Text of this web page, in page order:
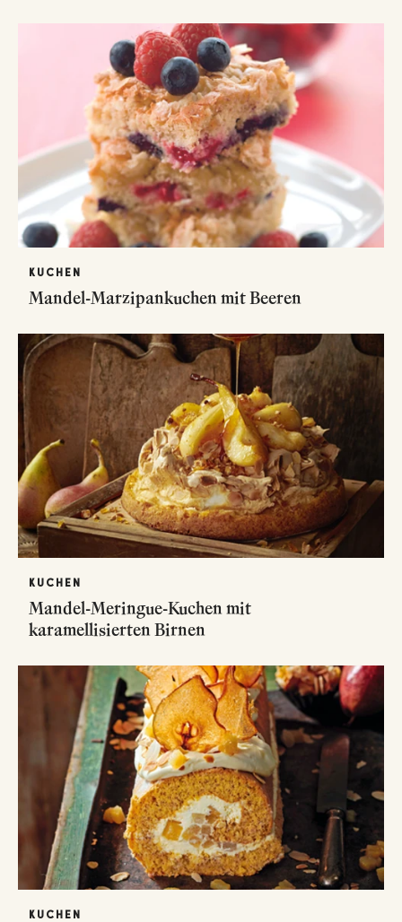
KUCHEN
Mandel-Marzipankuchen mit Beeren
KUCHEN
Mandel-Meringue-Kuchen mit
karamellisierten Birnen
KUCHEN